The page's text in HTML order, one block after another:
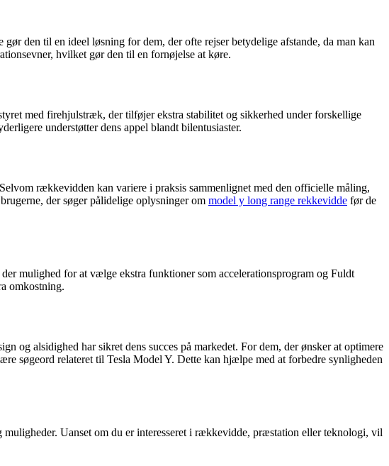
den til en ideel løsning for dem, der ofte rejser betydelige afstande, da man kan
hvilket gør den til en fornøjelse at køre.
med firehjulstræk, der tilføjer ekstra stabilitet og sikkerhed under forskellige
understøtter dens appel blandt bilentusiaster.
rækkevidden kan variere i praksis sammenlignet med den officielle måling,
der søger pålidelige oplysninger om model y long range rekkevidde før de
mulighed for at vælge ekstra funktioner som accelerationsprogram og Fuldt
omkostning.
og alsidighed har sikret dens succes på markedet. For dem, der ønsker at optimere
søgeord relateret til Tesla Model Y. Dette kan hjælpe med at forbedre synligheden
Uanset om du er interesseret i rækkevidde, præstation eller teknologi, vil